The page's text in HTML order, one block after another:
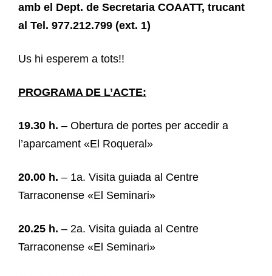
amb el Dept. de Secretaria COAATT, trucant
al Tel. 977.212.799 (ext. 1)
Us hi esperem a tots!!
PROGRAMA DE L’ACTE:
19.30 h. – Obertura de portes per accedir a
l’aparcament «El Roqueral»
20.00 h. – 1a. Visita guiada al Centre
Tarraconense «El Seminari»
20.25 h. – 2a. Visita guiada al Centre
Tarraconense «El Seminari»